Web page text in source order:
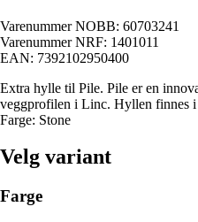
Varenummer NOBB: 60703241
Varenummer NRF: 1401011
EAN: 7392102950400
Extra hylle til Pile. Pile er en
veggprofilen i Linc. Hyllen finnes i
Farge: Stone
Velg variant
Farge